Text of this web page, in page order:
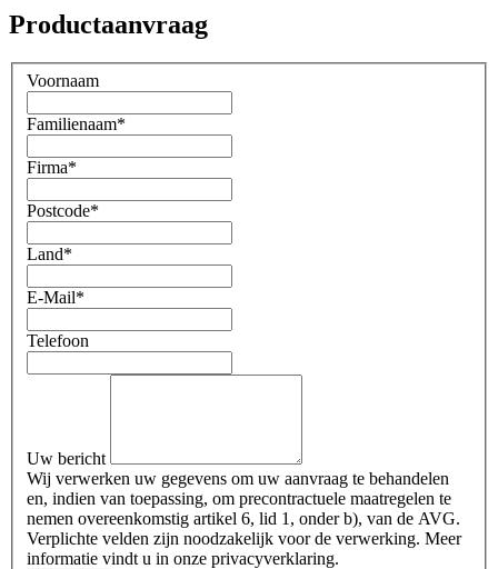
Productaanvraag
Voornaam
Familienaam*
Firma*
Postcode*
Land*
E-Mail*
Telefoon
Uw bericht
Wij verwerken uw gegevens om uw aanvraag te behandelen
en, indien van toepassing, om precontractuele maatregelen te
nemen overeenkomstig artikel 6, lid 1, onder b), van de AVG.
Verplichte velden zijn noodzakelijk voor de verwerking. Meer
informatie vindt u in onze privacyverklaring.